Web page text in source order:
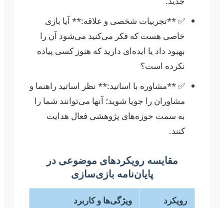
✅ **تجربیات شخصی و علاقه:** آیا بازی
خاصی هست که فکر می‌کنید می‌شود آن را
بهبود داد یا ایده‌ای دارید که هنوز کسی پیاده
نکرده است؟
✅ **مشاوره با اساتید:** نظر اساتید راهنما و
مشاوران را جویا شوید؛ آنها می‌توانند شما را
به سمت حوزه‌های پژوهشی فعال هدایت
کنند.
مقایسه رویکردهای موضوعی در
پایان‌نامه بازی‌سازی
رویکرد ویژگی‌ها و کاربرد